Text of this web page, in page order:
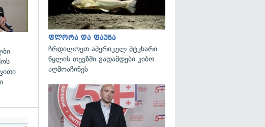
ფლორა და ფაუნა
ჩრდილოეთ ამერიკულ მტკნარი
წყლის თევზში გადამდები კიბო
აღმოაჩინეს